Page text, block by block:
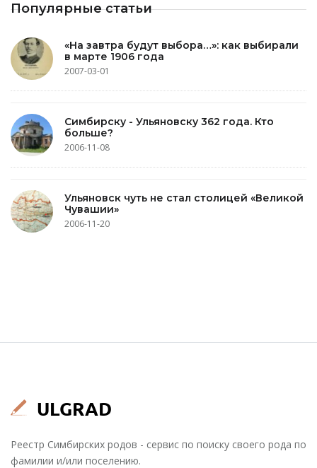
Популярные статьи
«На завтра будут выбора…»: как выбирали
в марте 1906 года
2007-03-01
Симбирску - Ульяновску 362 года. Кто
больше?
2006-11-08
Ульяновск чуть не стал столицей «Великой
Чувашии»
2006-11-20
Реестр Симбирских родов - сервис по поиску своего рода по
фамилии и/или поселению.